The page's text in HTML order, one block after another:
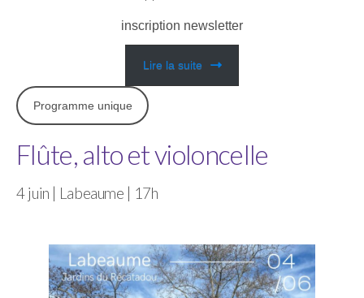
inscription newsletter
Lire la suite
Programme unique
Flûte, alto et violoncelle
4 juin | Labeaume | 17h